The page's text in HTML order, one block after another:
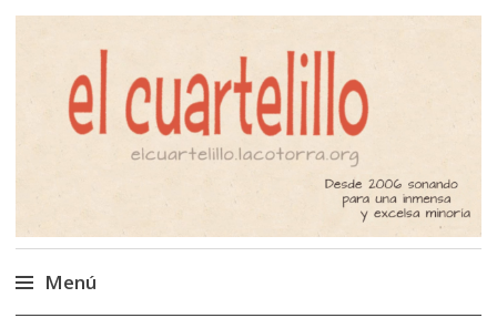
El Cuartelillo
Programa de radio de música
independiente. Podcast
Menú